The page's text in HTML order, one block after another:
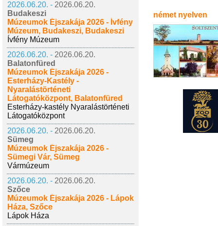
2026.06.20. - 2026.06.20.
Budakeszi
Múzeumok Éjszakája 2026 - Ívfény
Múzeum, Budakeszi, Budakeszi
Ívfény Múzeum
2026.06.20. - 2026.06.20.
Balatonfüred
Múzeumok Éjszakája 2026 -
Esterházy-Kastély -
Nyaralástörténeti
Látogatóközpont, Balatonfüred
Esterházy-kastély Nyaralástörténeti
Látogatóközpont
2026.06.20. - 2026.06.20.
Sümeg
Múzeumok Éjszakája 2026 -
Sümegi Vár, Sümeg
Vármúzeum
2026.06.20. - 2026.06.20.
Szőce
Múzeumok Éjszakája 2026 - Lápok
Háza, Szőce
Lápok Háza
német nyelven